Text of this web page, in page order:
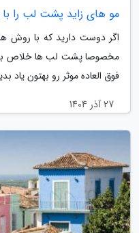
مو های زاید پشت لب را
اگر دوست دارید که با روش
فوق العاده موثر رو بهتون یاد
27 آذر 1404